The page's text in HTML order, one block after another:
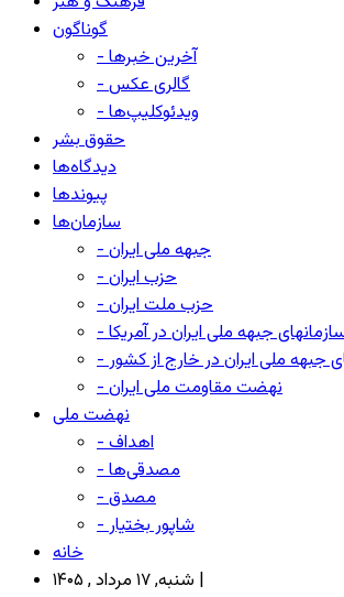
گوناگون
- آخرین خبرها
- گالری عکس
- ویدئوکلیپ‌ها
حقوق بشر
دیدگاه‌ها
پیوندها
سازمان‌ها
- جبهه ملی ایران
- حزب ایران
- حزب ملت ایران
سازمانهای جبهه ملی ایران در آمریکا
جبهه ملی ایران در خارج از کشور
- نهضت مقاومت ملی ایران
نهضت ملی
- اهداف
- مصدقی‌ها
- مصدق
- شاپور بختیار
خانه
شنبه, ۱۷ مرداد , ۱۴۰۵ |